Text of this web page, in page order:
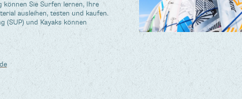
Sie Surfen lernen, Ihre
ausleihen, testen und kaufen.
(SUP) und Kayaks können